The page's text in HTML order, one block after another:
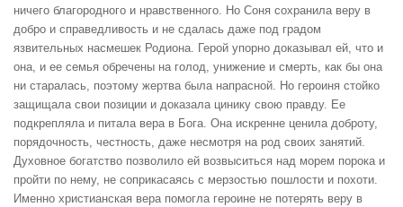
ничего благородного и нравственного. Но Соня сохранила веру в
добро и справедливость и не сдалась даже под градом
язвительных насмешек Родиона. Герой упорно доказывал ей, что и
она, и ее семья обречены на голод, унижение и смерть, как бы она
ни старалась, поэтому жертва была напрасной. Но героиня стойко
защищала свои позиции и доказала цинику свою правду. Ее
подкрепляла и питала вера в Бога. Она искренне ценила доброту,
порядочность, честность, даже несмотря на род своих занятий.
Духовное богатство позволило ей возвыситься над морем порока и
пройти по нему, не соприкасаясь с мерзостью пошлости и похоти.
Именно христианская вера помогла героине не потерять веру в